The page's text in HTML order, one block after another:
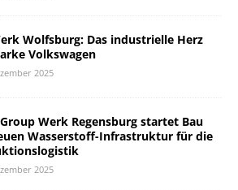
Wolfsburg: Das industrielle Herz
Volkswagen
2025
Werk Regensburg startet Bau
Wasserstoff-Infrastruktur für die
2025